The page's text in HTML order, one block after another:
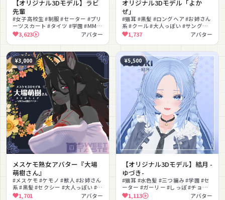
【オリジナル3Dモデル】ラビ
先輩
#女子高校生 #制服 #セーター #プリ
ーツスカート #タイツ #学園 #MMD
対応 #改変向け #撮影向け
3,623 アバター
オリジナル3Dモデル「よか
ぜ」
#猫耳 #黒髪 #ロングヘア #お姉さん
系 #クール #大人っぽい #サングラ
ス #青目 #ネイル #足指ポーズ
1,737 アバター
¥3,000
メスケモ熟女アバター『大場
萌樹さん』
#メスケモ #ケモノ #獣人 #お姉さん
系 #黒髪 #セクシー #大人っぽい #肉
球 #ハンドジェスチャー #色変え
1,701 アバター
¥5,500
【オリジナル3Dモデル】結月 -
ゆづき-
#猫耳 #水色髪 #三つ編み #学園 #セ
ーター #ガーリー #しっぽ #チョー
カー #色変え #ぷにぷに
1,113 アバター